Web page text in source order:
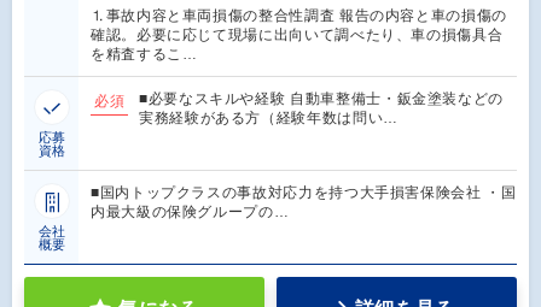
⒈事故内容と車両損傷の整合性調査 報告の内容と車の損傷の
確認。必要に応じて現場に出向いて調べたり、車の損傷具合
を精査するこ…
応募
資格
必須
■必要なスキルや経験 自動車整備士・鈑金塗装などの
実務経験がある方（経験年数は問い…
会社
概要
■国内トップクラスの事故対応力を持つ大手損害保険会社 ・国
内最大級の保険グループの…